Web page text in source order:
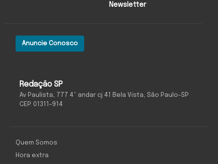
Redação SP
Av Paulista, 777 4º andar cj 41 Bela Vista, São Paulo-SP
CEP: 01311-914
Anuncie Conosco
Newsletter
Quem Somos
Hora extra